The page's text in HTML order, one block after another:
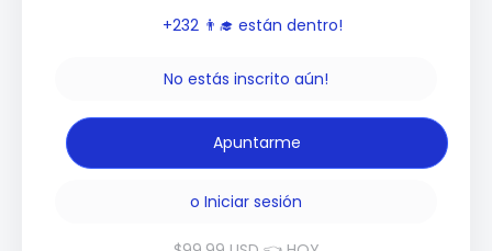
+232 👨‍🎓 están dentro!
No estás inscrito aún!
o Iniciar sesión